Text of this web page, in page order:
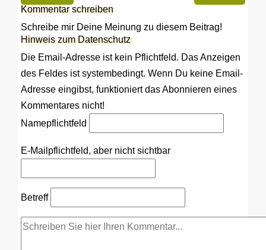
Kommentar schreiben
Schreibe mir Deine Meinung zu diesem Beitrag!
Hinweis zum Datenschutz
Die Email-Adresse ist kein Pflichtfeld. Das Anzeigen
des Feldes ist systembedingt. Wenn Du keine Email-
Adresse eingibst, funktioniert das Abonnieren eines
Kommentares nicht!
Namepflichtfeld
E-Mail pflichtfeld, aber nicht sichtbar
Betreff